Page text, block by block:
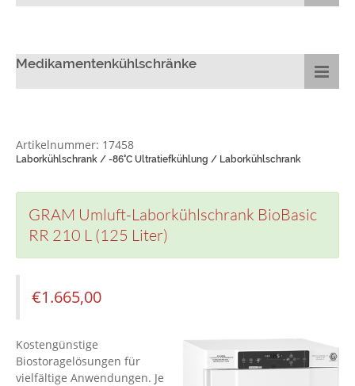
Medikamentenkühlschränke
Artikelnummer: 17458
Laborkühlschrank / -86°C Ultratiefkühlung / Laborkühlschrank
GRAM Umluft-Laborkühlschrank BioBasic
RR 210 L (125 Liter)
€1.665,00
Kostengünstige
Biostoragelösungen für
vielfältige Anwendungen. Je